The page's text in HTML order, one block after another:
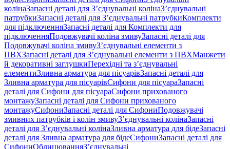
колінаЗапасні деталі для З’єднувальні колінаЗ’єднувальні
патрубкиЗапасні деталі для З’єднувальні патрубкиКомплекти
для підключенняЗапасні деталі для Комплекти для
підключенняПодовжувачі коліна змивуЗапасні деталі для
Подовжувачі коліна змивуЗ’єднувальні елементи з
ПВХЗапасні деталі для З’єднувальні елементи з ПВХМанжети
й декоративні заглушкиПерехідні та з’єднувальні
елементиЗливна арматура для пісуарівЗапасні деталі для
Зливна арматура для пісуарівСифони для пісуараЗапасні
деталі для Сифони для пісуараСифони прихованого
монтажуЗапасні деталі для Сифони прихованого
монтажуСифониЗапасні деталі для СифониПодовжувачі
змивних патрубків і колін змивуЗ’єднувальні колінаЗапасні
деталі для З’єднувальні колінаЗливна арматура для бідеЗапасні
деталі для Зливна арматура для бідеСифониЗапасні деталі для
СифониОблицюванняЗ’єднувальні